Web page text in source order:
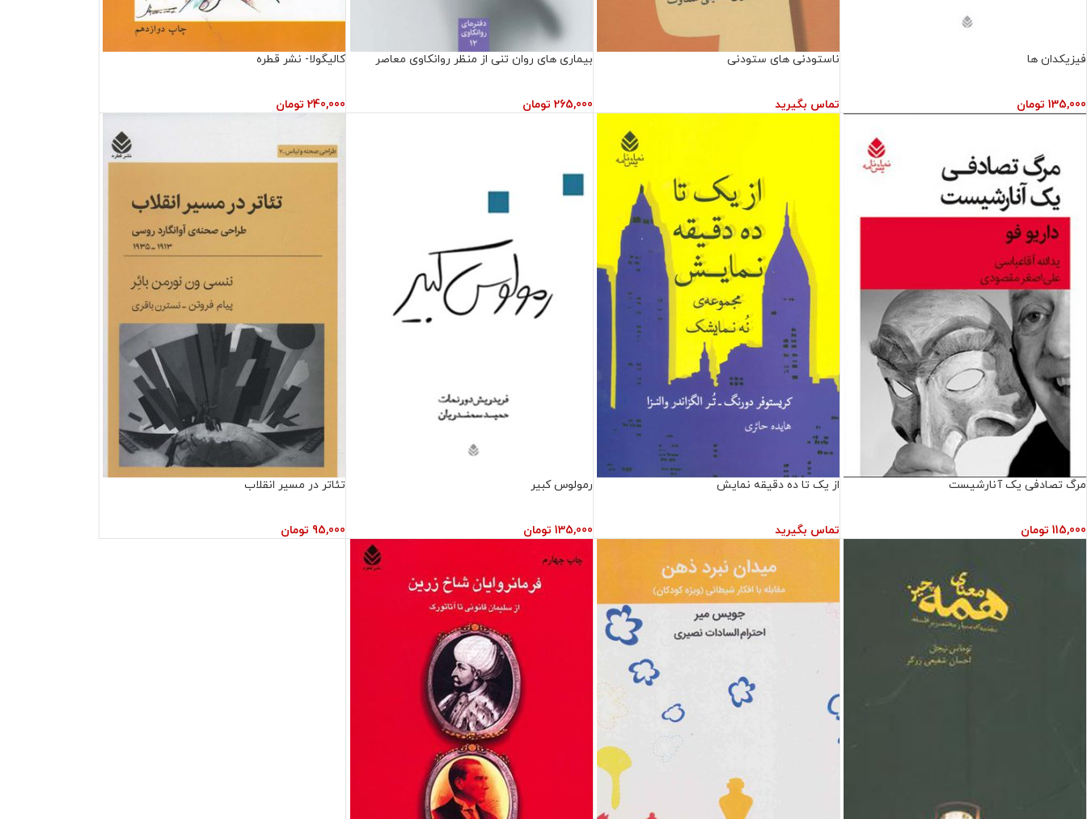
فیزیکدان ها
135,000 تومان
ناستودنی های ستودنی
تماس بگیرید
بیماری های روان تنی از منظر روانکاوی معاصر
265,000 تومان
کالیگولا- نشر قطره
240,000 تومان
مرگ تصادفی یک آنارشیست
115,000 تومان
از یک تا ده دقیقه نمایش
تماس بگیرید
رمولوس کبیر
135,000 تومان
تئاتر در مسیر انقلاب
95,000 تومان